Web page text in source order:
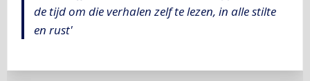
de tijd om die verhalen zelf te lezen, in alle stilte
en rust'